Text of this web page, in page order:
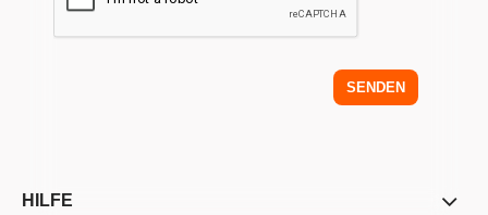
SENDEN
HILFE